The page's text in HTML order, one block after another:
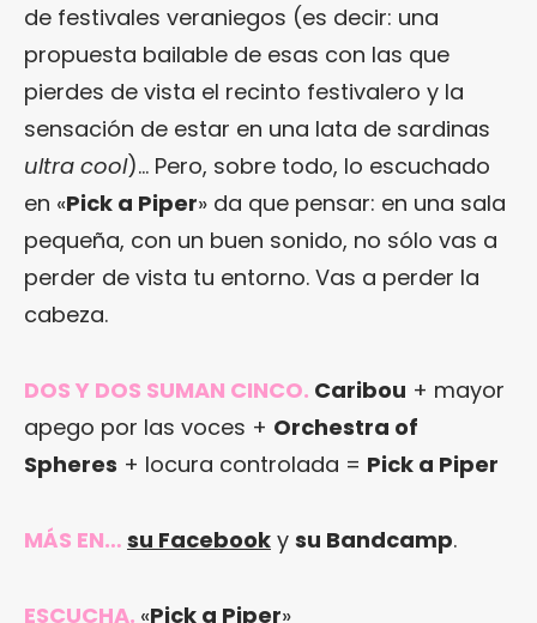
de festivales veraniegos (es decir: una
propuesta bailable de esas con las que
pierdes de vista el recinto festivalero y la
sensación de estar en una lata de sardinas
ultra cool)… Pero, sobre todo, lo escuchado
en «Pick a Piper» da que pensar: en una sala
pequeña, con un buen sonido, no sólo vas a
perder de vista tu entorno. Vas a perder la
cabeza.
DOS Y DOS SUMAN CINCO. Caribou + mayor
apego por las voces + Orchestra of
Spheres + locura controlada = Pick a Piper
MÁS EN… su Facebook y su Bandcamp.
ESCUCHA. «Pick a Piper»